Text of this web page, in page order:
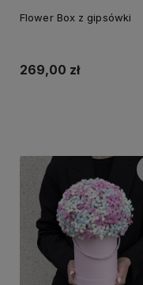
Flower Box z gipsówki
269,00 zł